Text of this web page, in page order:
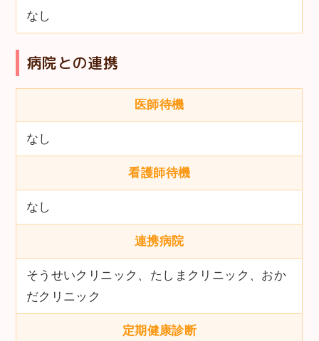
なし
病院との連携
医師待機
なし
看護師待機
なし
連携病院
そうせいクリニック、たしまクリニック、おか
だクリニック
定期健康診断